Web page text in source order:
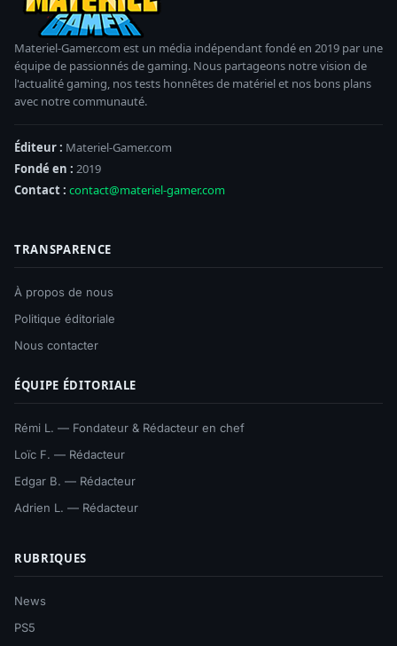
Materiel-Gamer.com est un média indépendant fondé en 2019 par une
équipe de passionnés de gaming. Nous partageons notre vision de
l'actualité gaming, nos tests honnêtes de matériel et nos bons plans
avec notre communauté.
Éditeur : Materiel-Gamer.com
Fondé en : 2019
Contact : contact@materiel-gamer.com
TRANSPARENCE
À propos de nous
Politique éditoriale
Nous contacter
ÉQUIPE ÉDITORIALE
Rémi L. — Fondateur & Rédacteur en chef
Loïc F. — Rédacteur
Edgar B. — Rédacteur
Adrien L. — Rédacteur
RUBRIQUES
News
PS5